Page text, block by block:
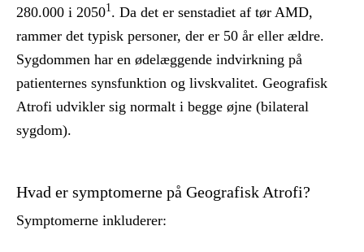
280.000 i 20501. Da det er senstadiet af tør AMD,
rammer det typisk personer, der er 50 år eller ældre.
Sygdommen har en ødelæggende indvirkning på
patienternes synsfunktion og livskvalitet. Geografisk
Atrofi udvikler sig normalt i begge øjne (bilateral
sygdom).
Hvad er symptomerne på Geografisk Atrofi?
Symptomerne inkluderer: